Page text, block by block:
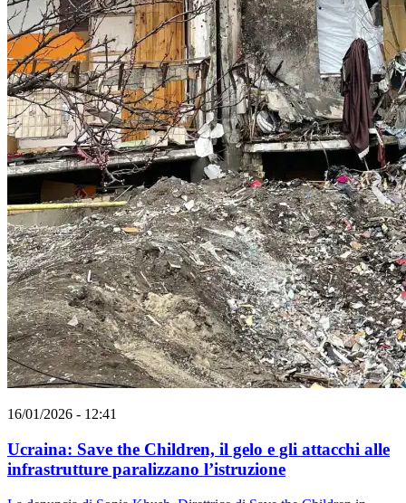
16/01/2026 - 12:41
Ucraina: Save the Children, il gelo e gli attacchi alle
infrastrutture paralizzano l’istruzione